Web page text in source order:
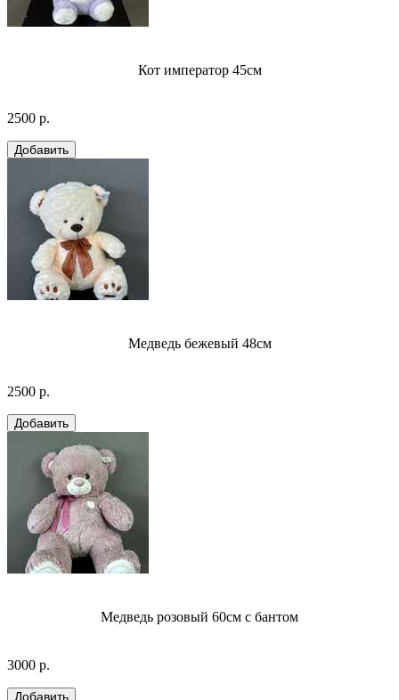
Кот император 45см
2500 р.
Медведь бежевый 48см
2500 р.
Медведь розовый 60см с бантом
3000 р.